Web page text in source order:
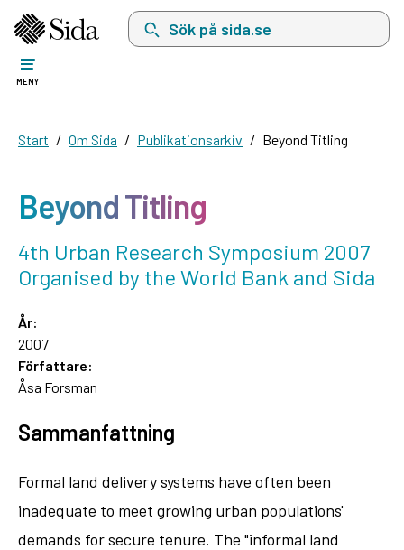
Sök på sida.se, sökförslag kommer att visas
MENY
Start Om Sida Publikationsarkiv Beyond Titling
Beyond Titling
4th Urban Research Symposium 2007
Organised by the World Bank and Sida
År:
2007
Författare:
Åsa Forsman
Sammanfattning
Formal land delivery systems have often been
inadequate to meet growing urban populations'
demands for secure tenure. The "informal land